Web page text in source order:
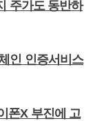
주가도 동반하
인 인증서비스
폰X 부진에 고